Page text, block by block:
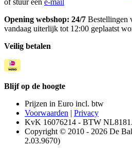
of stuur een e-mail
Opening webshop: 24/7 Bestellingen
vandaag uiterlijk tot 12:00 geplaatst
Veilig betalen
Blijf op de hoogte
Prijzen in Euro incl. btw
Voorwaarden | Privacy
KvK 16076214 - BTW
Copyright © 2010 - 2026 De
2.03.9670)